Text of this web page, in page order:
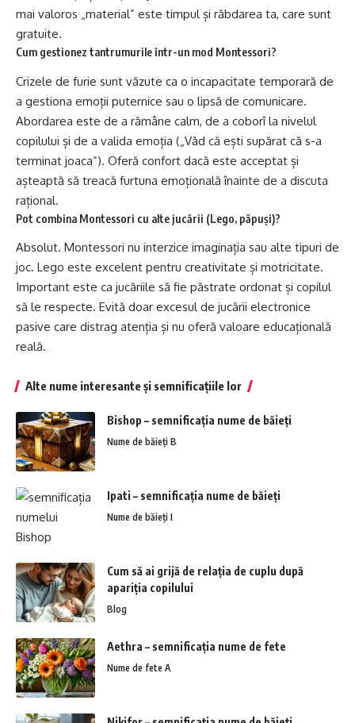
mai valoros „material” este timpul și răbdarea ta, care sunt
gratuite.
Cum gestionez tantrumurile într-un mod Montessori?
Crizele de furie sunt văzute ca o incapacitate temporară de
a gestiona emoții puternice sau o lipsă de comunicare.
Abordarea este de a rămâne calm, de a coborî la nivelul
copilului și de a valida emoția („Văd că ești supărat că s-a
terminat joaca”). Oferă confort dacă este acceptat și
așteaptă să treacă furtuna emoțională înainte de a discuta
rațional.
Pot combina Montessori cu alte jucării (Lego, păpuși)?
Absolut. Montessori nu interzice imaginația sau alte tipuri de
joc. Lego este excelent pentru creativitate și motricitate.
Important este ca jucăriile să fie păstrate ordonat și copilul
să le respecte. Evită doar excesul de jucării electronice
pasive care distrag atenția și nu oferă valoare educațională
reală.
Alte nume interesante și semnificațiile lor
Bishop – semnificația nume de băieți
Nume de băieți B
Ipati – semnificația nume de băieți
Nume de băieți I
Cum să ai grijă de relația de cuplu după
apariția copilului
Blog
Aethra – semnificația nume de fete
Nume de fete A